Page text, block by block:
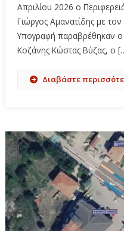
Απριλίου 2026 ο
Γιώργος Αμανατίδης με
Υπογραφή παραβρέθηκαν ο
Κοζάνης Κώστας Βύζας, ο
Διαβάστε